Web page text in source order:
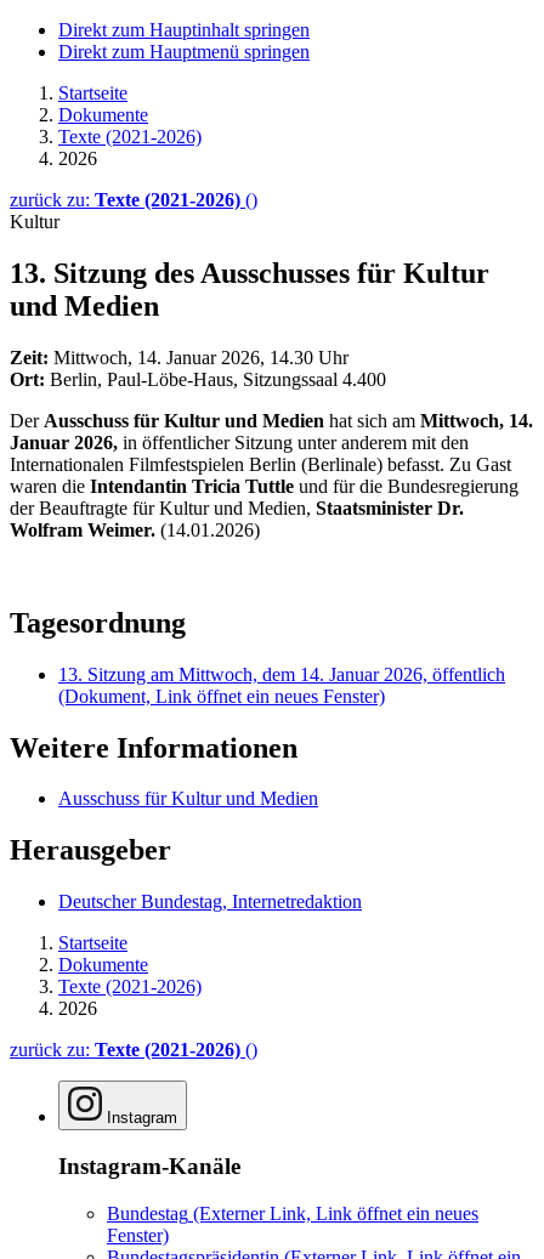
Direkt zum Hauptinhalt springen
Direkt zum Hauptmenü springen
Startseite
Dokumente
Texte (2021-2026)
2026
zurück zu: Texte (2021-2026) ()
Kultur
13. Sitzung des Ausschusses für Kultur
und Medien
Zeit: Mittwoch, 14. Januar 2026, 14.30 Uhr
Ort: Berlin, Paul-Löbe-Haus, Sitzungssaal 4.400
Der Ausschuss für Kultur und Medien hat sich am Mittwoch, 14.
Januar 2026, in öffentlicher Sitzung unter anderem mit den
Internationalen Filmfestspielen Berlin (Berlinale) befasst. Zu Gast
waren die Intendantin Tricia Tuttle und für die Bundesregierung
der Beauftragte für Kultur und Medien, Staatsminister Dr.
Wolfram Weimer. (14.01.2026)
Tagesordnung
13. Sitzung am Mittwoch, dem 14. Januar 2026, öffentlich
(Dokument, Link öffnet ein neues Fenster)
Weitere Informationen
Ausschuss für Kultur und Medien
Herausgeber
Deutscher Bundestag, Internetredaktion
Startseite
Dokumente
Texte (2021-2026)
2026
zurück zu: Texte (2021-2026) ()
Instagram
Instagram-Kanäle
Bundestag (Externer Link, Link öffnet ein neues
Fenster)